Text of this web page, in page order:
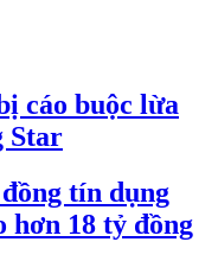
cáo buộc lừa
Star
tín dụng
hơn 18 tỷ đồng